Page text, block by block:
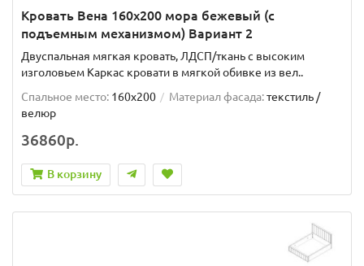
Кровать Вена 160х200 мора бежевый (с
подъемным механизмом) Вариант 2
Двуспальная мягкая кровать, ЛДСП/ткань с высоким
изголовьем Каркас кровати в мягкой обивке из вел..
Спальное место: 160x200 Материал фасада:текстиль /
велюр
36860р.
В корзину